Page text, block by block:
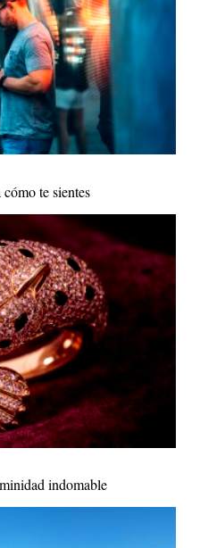
te sientes
indomable